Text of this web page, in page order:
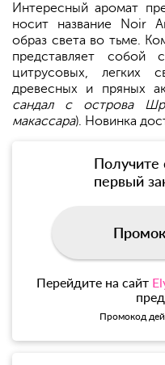
Интересный аромат
носит название Noir
образ света во тьме.
представляет собой
цитрусовых, легких
древесных и пряных
сандал с острова
макассара). Новинка
Получите
первый
Перейдите на сайт
Промокод